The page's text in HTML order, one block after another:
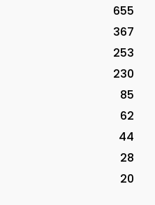
655
367
253
230
85
62
44
28
20